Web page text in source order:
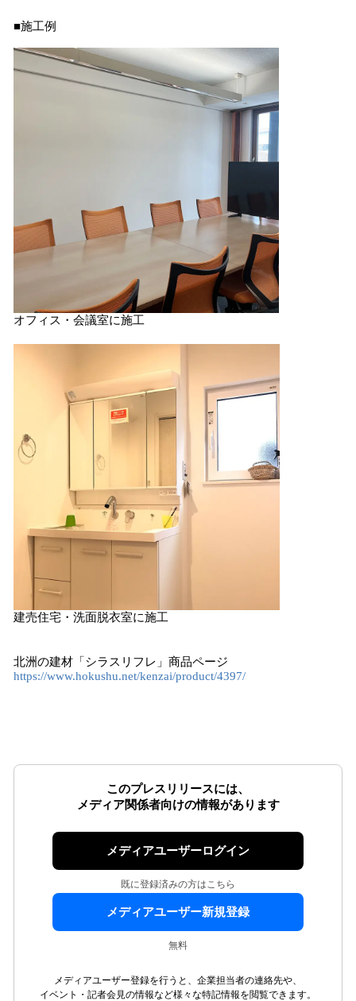
■施工例
オフィス・会議室に施工
建売住宅・洗面脱衣室に施工
北洲の建材「シラスリフレ」商品ページ
https://www.hokushu.net/kenzai/product/4397/
このプレスリリースには、
メディア関係者向けの情報があります
メディアユーザーログイン
既に登録済みの方はこちら
メディアユーザー新規登録
無料
メディアユーザー登録を行うと、企業担当者の連絡先や、
イベント・記者会見の情報など様々な特記情報を閲覧できます。